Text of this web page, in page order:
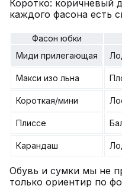
Коротко: коричневый
каждого фасона есть
Фасон юбки
Миди прилегающая
Макси изо льна
Короткая/мини
Плиссе
Карандаш
Обувь и сумки мы не
только ориентир по